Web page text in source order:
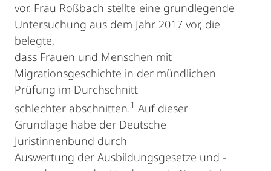
vor. Frau Roßbach stellte eine grundlegende
Untersuchung aus dem Jahr 2017 vor, die
belegte,
dass Frauen und Menschen mit
Migrationsgeschichte in der mündlichen
Prüfung im Durchschnitt
schlechter abschnitten.1 Auf dieser
Grundlage habe der Deutsche
Juristinnenbund durch
Auswertung der Ausbildungsgesetze und -